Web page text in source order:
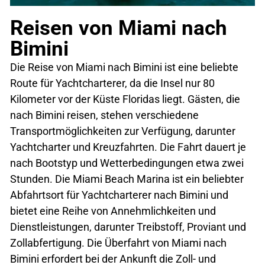
Reisen von Miami nach
Bimini
Die Reise von Miami nach Bimini ist eine beliebte
Route für Yachtcharterer, da die Insel nur 80
Kilometer vor der Küste Floridas liegt. Gästen, die
nach Bimini reisen, stehen verschiedene
Transportmöglichkeiten zur Verfügung, darunter
Yachtcharter und Kreuzfahrten. Die Fahrt dauert je
nach Bootstyp und Wetterbedingungen etwa zwei
Stunden. Die Miami Beach Marina ist ein beliebter
Abfahrtsort für Yachtcharterer nach Bimini und
bietet eine Reihe von Annehmlichkeiten und
Dienstleistungen, darunter Treibstoff, Proviant und
Zollabfertigung. Die Überfahrt von Miami nach
Bimini erfordert bei der Ankunft die Zoll- und